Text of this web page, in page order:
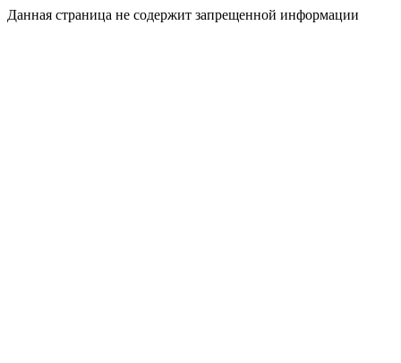
Данная страница не содержит запрещенной информации